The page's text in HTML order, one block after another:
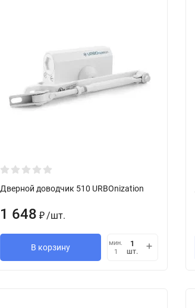
Дверной доводчик 510 URBOnization
1 648 ₽ /шт.
В корзину
мин.
1
шт.